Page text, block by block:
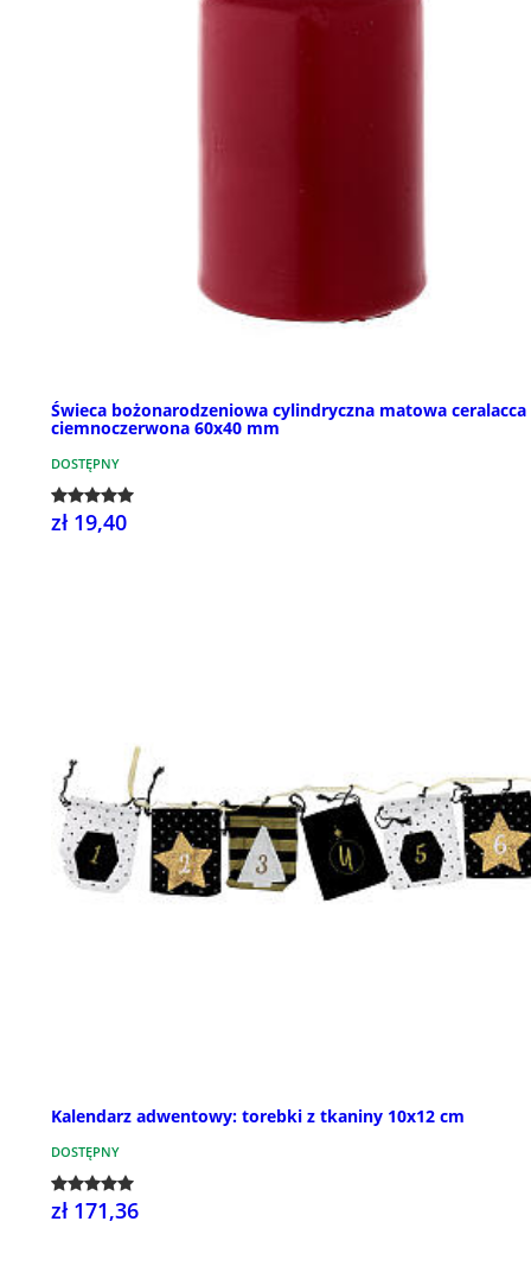
Świeca bożonarodzeniowa cylindryczna matowa ceralacca
ciemnoczerwona 60x40 mm
DOSTĘPNY
zł 19,40
Kalendarz adwentowy: torebki z tkaniny 10x12 cm
DOSTĘPNY
zł 171,36